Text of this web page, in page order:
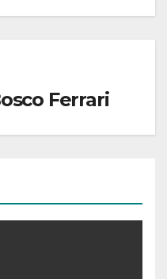
Ferrari